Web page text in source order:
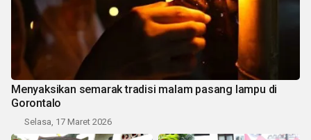
Menyaksikan semarak tradisi malam pasang lampu di
Gorontalo
Selasa, 17 Maret 2026